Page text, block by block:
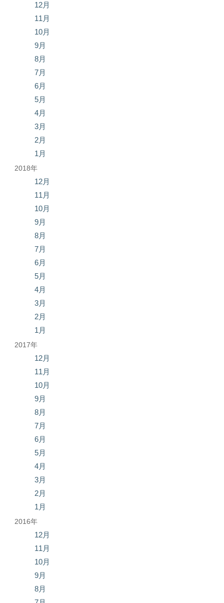
12月
11月
10月
9月
8月
7月
6月
5月
4月
3月
2月
1月
2018年
12月
11月
10月
9月
8月
7月
6月
5月
4月
3月
2月
1月
2017年
12月
11月
10月
9月
8月
7月
6月
5月
4月
3月
2月
1月
2016年
12月
11月
10月
9月
8月